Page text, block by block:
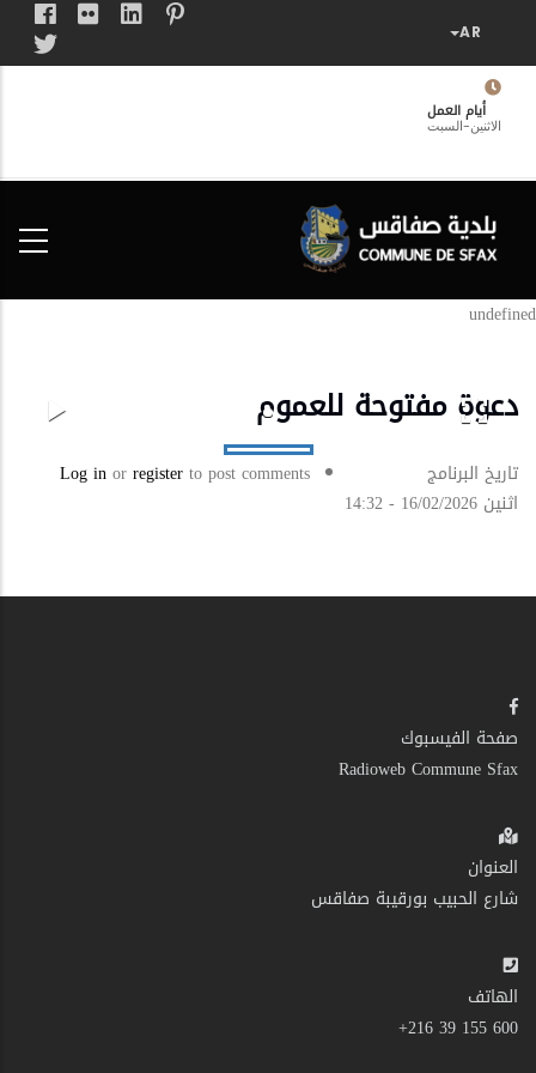
المحتوى
الرئيسيأيام العمل
الاثنين-السبت
undefined
دعوة مفتوحة للعموم
Log inorregisterto post comments
تاريخ البرنامج
اثنين 16/02/2026 - 14:32
صفحة الفيسبوك
Radioweb Commune Sfax
العنوان
شارع الحبيب بورقيبة صفاقس
الهاتف
600 155 39 216+